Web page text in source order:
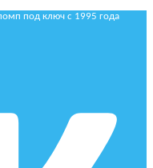
под ключ с 1995 года